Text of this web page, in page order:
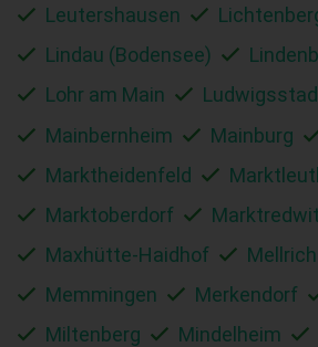
Leutershausen
Lindau (Bodensee)
Lohr am Main
Mainbernheim Mainburg
Marktheidenfeld
Marktoberdorf
Maxhütte-Haidhof
Memmingen
Merkendorf
Miltenberg
Mindelheim